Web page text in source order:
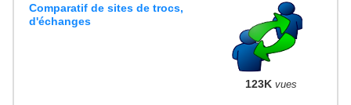
Comparatif de sites de trocs,
d'échanges
123K vues